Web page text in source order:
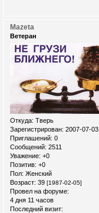
Mazeta
Ветеран
Откуда: Тверь
Зарегистрирован: 2007-07-03
Приглашений: 0
Сообщений: 2511
Уважение: +0
Позитив: +0
Пол: Женский
Возраст: 39 [1987-02-05]
Провел на форуме:
4 дня 11 часов
Последний визит: